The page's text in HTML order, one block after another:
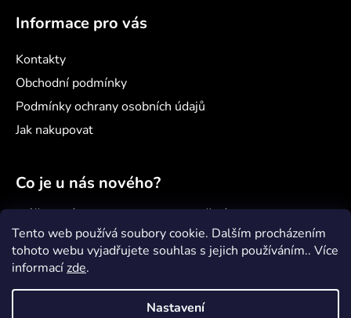
Tento web používá soubory cookie. Dalším procházením
tohoto webu vyjadřujete souhlas s jejich používáním.. Více
informacízde.
Nastavení
Informace pro vás
Kontakty
Obchodní podmínky
Podmínky ochrany osobních údajů
Jak nakupovat
Co je u nás nového?
Náš nový projekt: samoobslužný minimarket
Šenvert
Věděli jste, že...?
Jak správně pečovat o paddleboard?